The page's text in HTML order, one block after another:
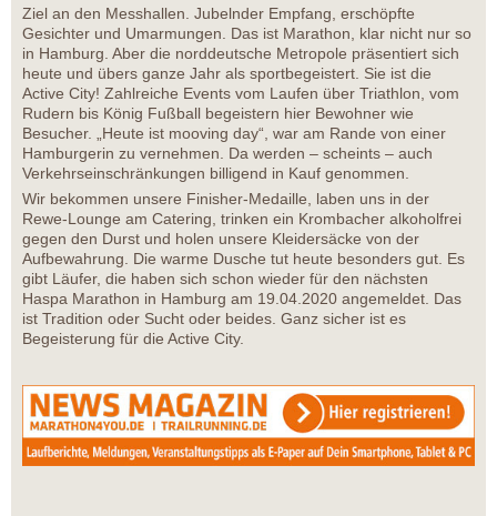
Ziel an den Messhallen. Jubelnder Empfang, erschöpfte
Gesichter und Umarmungen. Das ist Marathon, klar nicht nur so
in Hamburg. Aber die norddeutsche Metropole präsentiert sich
heute und übers ganze Jahr als sportbegeistert. Sie ist die
Active City! Zahlreiche Events vom Laufen über Triathlon, vom
Rudern bis König Fußball begeistern hier Bewohner wie
Besucher. „Heute ist mooving day“, war am Rande von einer
Hamburgerin zu vernehmen. Da werden – scheints – auch
Verkehrseinschränkungen billigend in Kauf genommen.
Wir bekommen unsere Finisher-Medaille, laben uns in der
Rewe-Lounge am Catering, trinken ein Krombacher alkoholfrei
gegen den Durst und holen unsere Kleidersäcke von der
Aufbewahrung. Die warme Dusche tut heute besonders gut. Es
gibt Läufer, die haben sich schon wieder für den nächsten
Haspa Marathon in Hamburg am 19.04.2020 angemeldet. Das
ist Tradition oder Sucht oder beides. Ganz sicher ist es
Begeisterung für die Active City.